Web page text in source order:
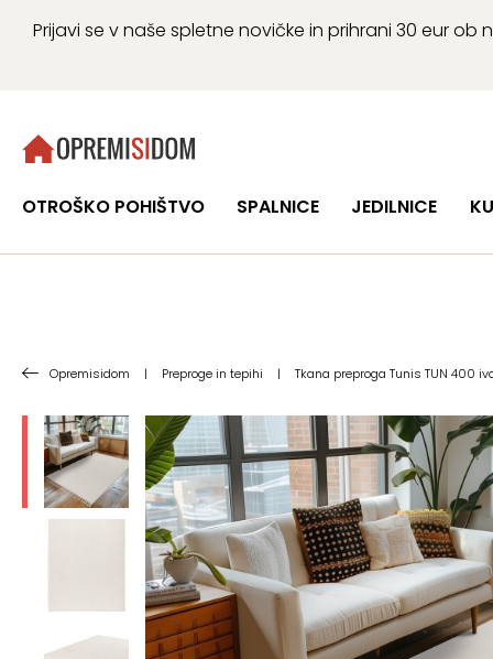
Prijavi se v naše spletne novičke in prihrani 30 eur
OTROŠKO POHIŠTVO SPALNICE JEDILNICE
Opremisidom | Preproge in tepihi | Tkana preproga Tunis TUN 400